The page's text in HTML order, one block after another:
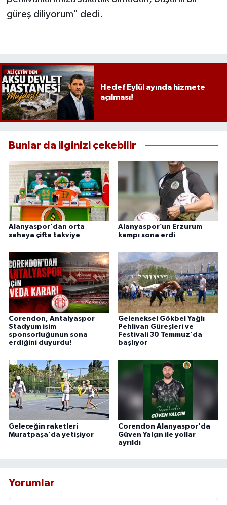
güreş diliyorum" dedi.
Hedef Eylül ayında hizmete
açılması!
Bunlar da ilginizi çekebilir
Alanyaspor'dan orta
sahaya çifte takviye
Alanyaspor’un Erzurum
kampı sona erdi
Corendon, Antalyaspor
Stadyum isim
sponsorluğunun sona
erdiğini duyurdu!
Geleneksel Gökbel Yağlı
Pehlivan Güreşleri ve
Festivali 30 Temmuz'da
başlıyor
Geleceğin raketleri
Muratpaşa'da yetişiyor
Corendon Alanyaspor'da
Güven Yalçın ile yollar
ayrıldı
Yorumlar